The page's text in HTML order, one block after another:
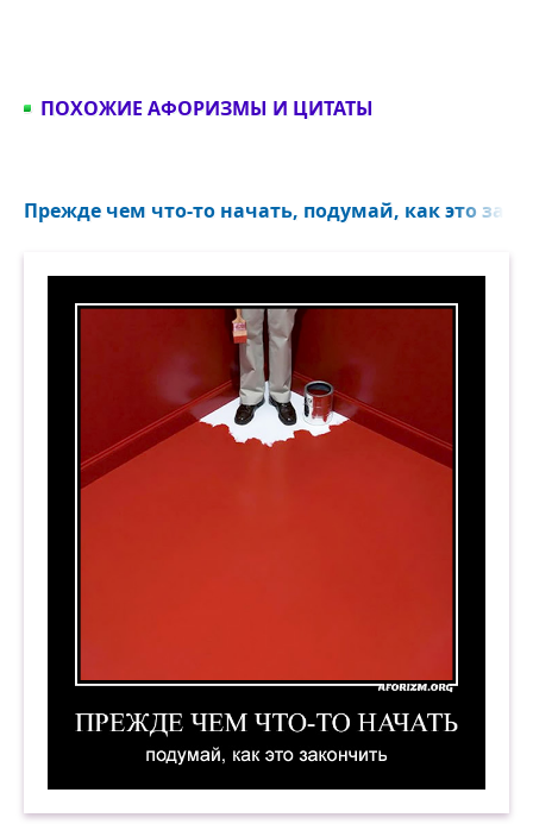
ПОХОЖИЕ АФОРИЗМЫ И ЦИТАТЫ
Прежде чем что-то начать, подумай, как это